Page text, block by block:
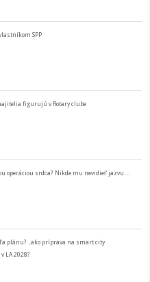
SPP
figurujú v Rotary clube
operáciou srdca? Nikde mu nevidieť jazvu…
plánu? ..ako príprava na smart city
LA 2028?